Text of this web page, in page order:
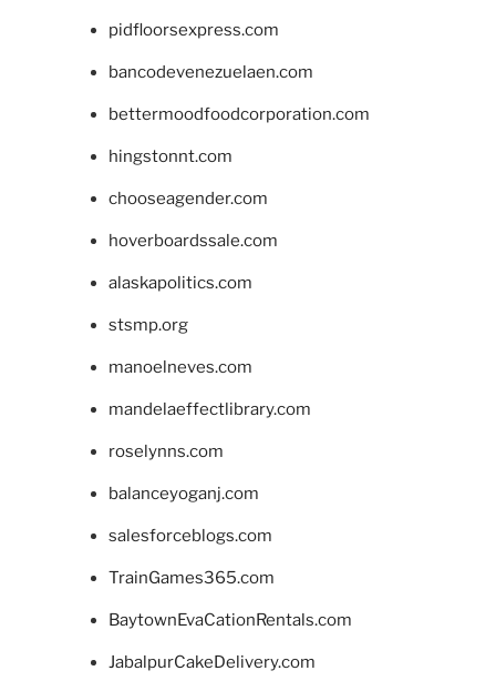
pidfloorsexpress.com
bancodevenezuelaen.com
bettermoodfoodcorporation.com
hingstonnt.com
chooseagender.com
hoverboardssale.com
alaskapolitics.com
stsmp.org
manoelneves.com
mandelaeffectlibrary.com
roselynns.com
balanceyoganj.com
salesforceblogs.com
TrainGames365.com
BaytownEvaCationRentals.com
JabalpurCakeDelivery.com